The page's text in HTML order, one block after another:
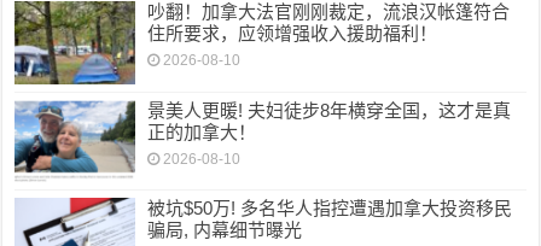
吵翻！加拿大法官刚刚裁定，流浪汉帐篷符合
住所要求，应领增强收入援助福利！
2026-08-10
景美人更暖! 夫妇徒步8年横穿全国，这才是真
正的加拿大！
2026-08-10
被坑$50万! 多名华人指控遭遇加拿大投资移民
骗局, 内幕细节曝光